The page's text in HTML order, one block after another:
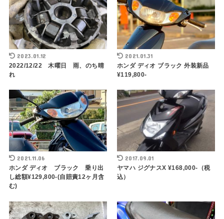
2023.01.12
2022/12/22 木曜日 雨、のち晴
れ
2021.01.31
ホンダ ディオ ブラック 外装新品
¥119,800-
2021.11.06
ホンダ ディオ ブラック 乗り出
し総額¥129,800-(自賠責12ヶ月含
む)
2017.09.01
ヤマハ ジグナスX ¥168,000-（税
込）